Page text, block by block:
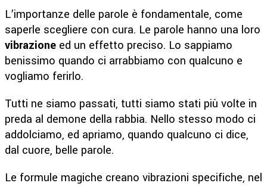
L’importanze delle parole è fondamentale, come
saperle scegliere con cura. Le parole hanno una loro
vibrazione ed un effetto preciso. Lo sappiamo
benissimo quando ci arrabbiamo con qualcuno e
vogliamo ferirlo.
Tutti ne siamo passati, tutti siamo stati più volte in
preda al demone della rabbia. Nello stesso modo ci
addolciamo, ed apriamo, quando qualcuno ci dice,
dal cuore, belle parole.
Le formule magiche creano vibrazioni specifiche, nel